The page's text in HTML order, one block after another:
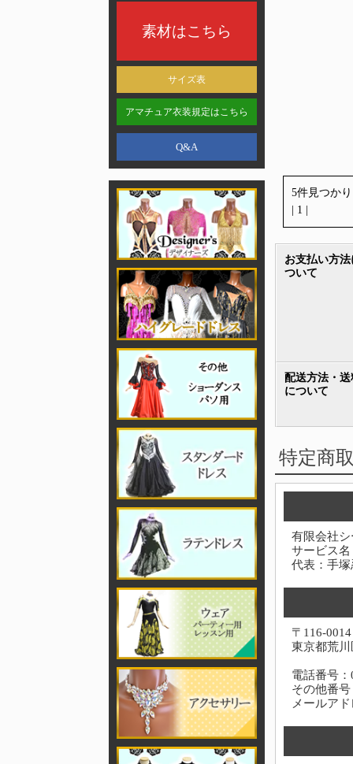
素材はこちら
サイズ表
アマチュア衣装規定はこちら
Q&A
5件見つか
| 1 |
お支払い方法
ついて
配送方法・送
について
特定商
有限会社シ
サービス
代表：手塚
〒116-0014
東京都荒
電話番号
その他番
メールア